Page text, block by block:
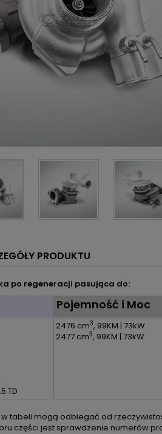
PRODUKTU
po regeneracji pasująca do:
Pojemność i Moc
TD
2476 cm3, 99KM | 73kW
2477 cm3, 99KM | 73kW
tabeli mogą odbiegać od
części jest sprawdzenie numerów